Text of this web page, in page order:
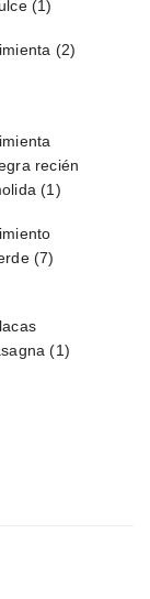
(1)
(2)
recién
(1)
(7)
(1)